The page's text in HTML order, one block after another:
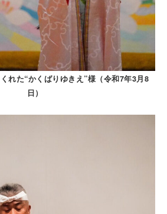
れた“かくばりゆきえ”様（令和7年3月8
日）